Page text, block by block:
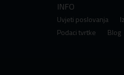
INFO
Uvjeti poslovanja
Podaci tvrtke
Blog